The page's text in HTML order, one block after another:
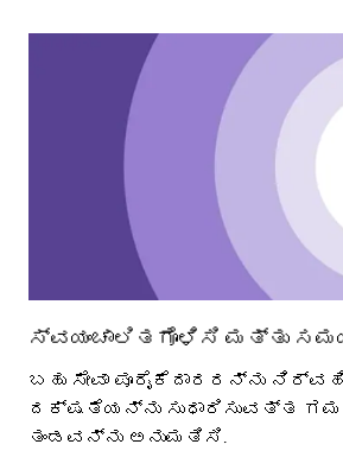
ಸ್ವಯಂಚಾಲಿತಗೊಳಿಸಿ ಮತ್ತು
ಬಹು ಸೇವಾ ಪೂರೈಕೆದಾರರನ್ನು
ದಕ್ಷತೆಯನ್ನು ಸುಧಾರಿಸುವತ್ತ
ತಂಡವನ್ನು ಅನುಮತಿಸಿ.